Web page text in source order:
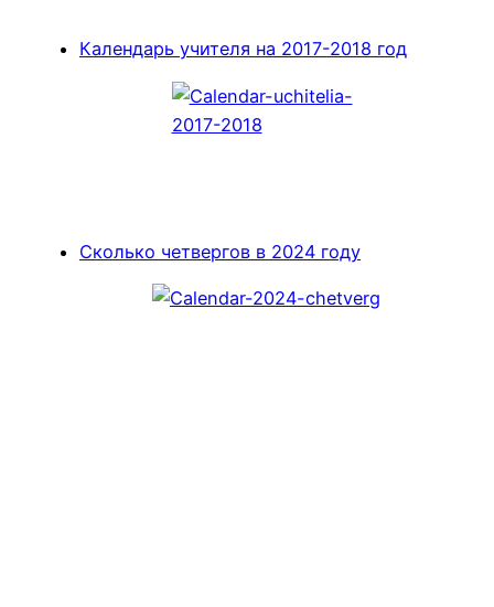
Календарь учителя на 2017-2018 год
Сколько четвергов в 2024 году